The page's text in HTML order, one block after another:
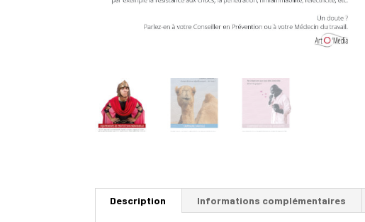
Description Informations complémentaires